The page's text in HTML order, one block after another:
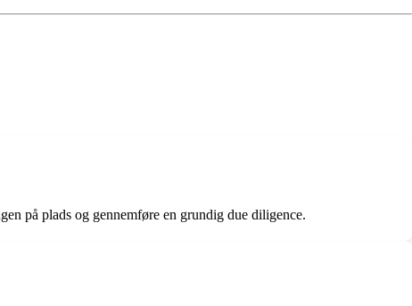
på plads og gennemføre en grundig due diligence.